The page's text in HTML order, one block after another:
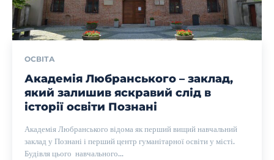
ОСВІТА
Академія Любранського – заклад,
який залишив яскравий слід в
історії освіти Познані
Академія Любранського відома як перший вищий навчальний
заклад у Познані і перший центр гуманітарної освіти у місті.
Будівля цього навчального...